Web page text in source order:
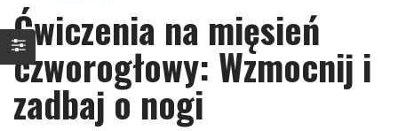
Ćwiczenia na mięsień
czworogłowy: Wzmocnij i
zadbaj o nogi